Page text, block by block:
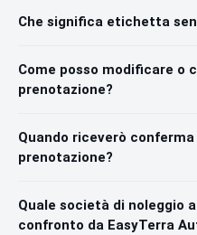
Che significa etichetta
Come posso modificare o
prenotazione?
Quando riceverò
prenotazione?
Quale società di noleggio
confronto da EasyTerra